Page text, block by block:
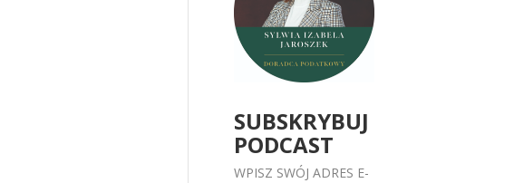
SUBSKRYBUJ
PODCAST
WPISZ SWÓJ ADRES E-